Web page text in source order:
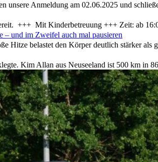
Anmeldung am 02.06.2025 und
+++ Mit Kinderbetreuung +++ Zeit: ab
– und im Zweifel auch mal pausieren
Hitze belastet den Körper deutlich stärker
Kim Allan aus Neuseeland ist 500 km in